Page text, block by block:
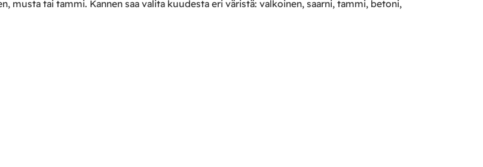
musta tai tammi. Kannen saa valita kuudesta eri väristä: valkoinen, saarni, tammi, betoni,